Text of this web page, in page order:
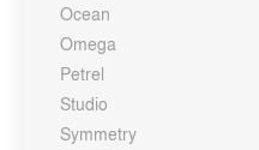
Ocean
Omega
Petrel
Studio
Symmetry